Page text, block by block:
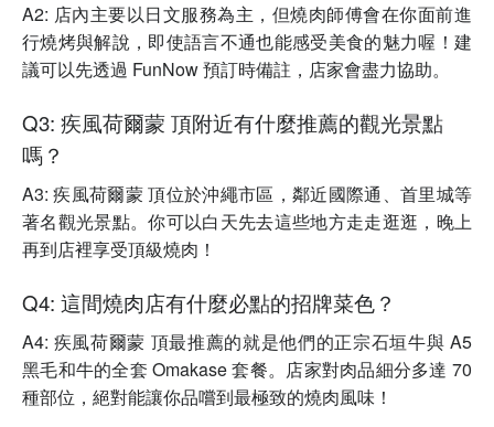
A2: 店內主要以日文服務為主，但燒肉師傅會在你面前進
行燒烤與解說，即使語言不通也能感受美食的魅力喔！建
議可以先透過 FunNow 預訂時備註，店家會盡力協助。
Q3: 疾風荷爾蒙 頂附近有什麼推薦的觀光景點
嗎？
A3: 疾風荷爾蒙 頂位於沖繩市區，鄰近國際通、首里城等
著名觀光景點。你可以白天先去這些地方走走逛逛，晚上
再到店裡享受頂級燒肉！
Q4: 這間燒肉店有什麼必點的招牌菜色？
A4: 疾風荷爾蒙 頂最推薦的就是他們的正宗石垣牛與 A5
黑毛和牛的全套 Omakase 套餐。店家對肉品細分多達 70
種部位，絕對能讓你品嚐到最極致的燒肉風味！